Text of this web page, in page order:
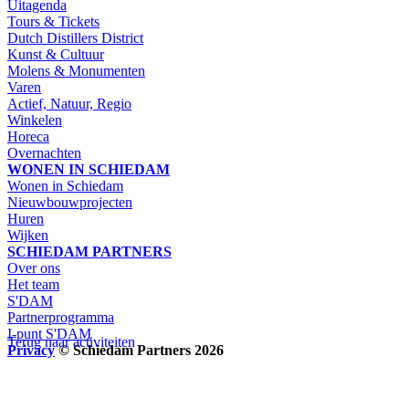
Terug naar activiteiten
Uitagenda
Tours & Tickets
Dutch Distillers District
Kunst & Cultuur
Molens & Monumenten
Varen
Actief, Natuur, Regio
Winkelen
Horeca
Overnachten
WONEN IN SCHIEDAM
Wonen in Schiedam
Nieuwbouwprojecten
Huren
Wijken
SCHIEDAM PARTNERS
Over ons
Het team
S'DAM
Partnerprogramma
I-punt S'DAM
Privacy © Schiedam Partners 2026